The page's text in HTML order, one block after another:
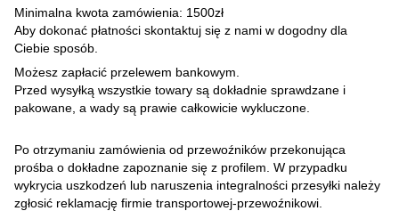
Minimalna kwota zamówienia: 1500zł
Aby dokonać płatności skontaktuj się z nami w dogodny dla
Ciebie sposób.
Możesz zapłacić przelewem bankowym.
Przed wysyłką wszystkie towary są dokładnie sprawdzane i
pakowane, a wady są prawie całkowicie wykluczone.
Po otrzymaniu zamówienia od przewoźników przekonująca
prośba o dokładne zapoznanie się z profilem. W przypadku
wykrycia uszkodzeń lub naruszenia integralności przesyłki należy
zgłosić reklamację firmie transportowej-przewoźnikowi.